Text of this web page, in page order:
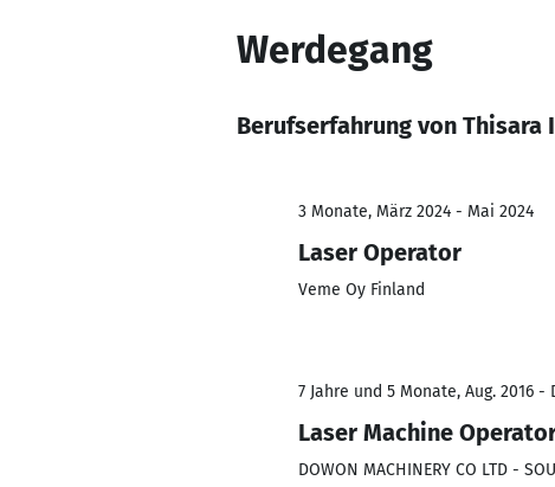
Werdegang
Berufserfahrung von Thisara
3 Monate, März 2024 - Mai 2024
Laser Operator
Veme Oy Finland
7 Jahre und 5 Monate, Aug. 2016 -
Laser Machine
DOWON MACHINERY CO LTD -